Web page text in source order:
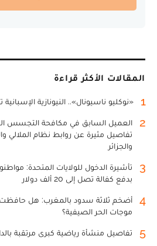
المقالات الأكثر قراءة
1 «نوكليو ناسيونال».. النيونازية
2
العميل السابق في مكافحة التجسس
تفاصيل مثيرة عن روابط نظام الملالي
والجزائر
3
بدفع كفالة تصل إلى 20 ألف دولار
4
أضخم ثلاثة سدود بالمغرب: هل
موجات الحر الصيفية؟
5 تفاصيل منشأة رياضية كبرى مرتقبة